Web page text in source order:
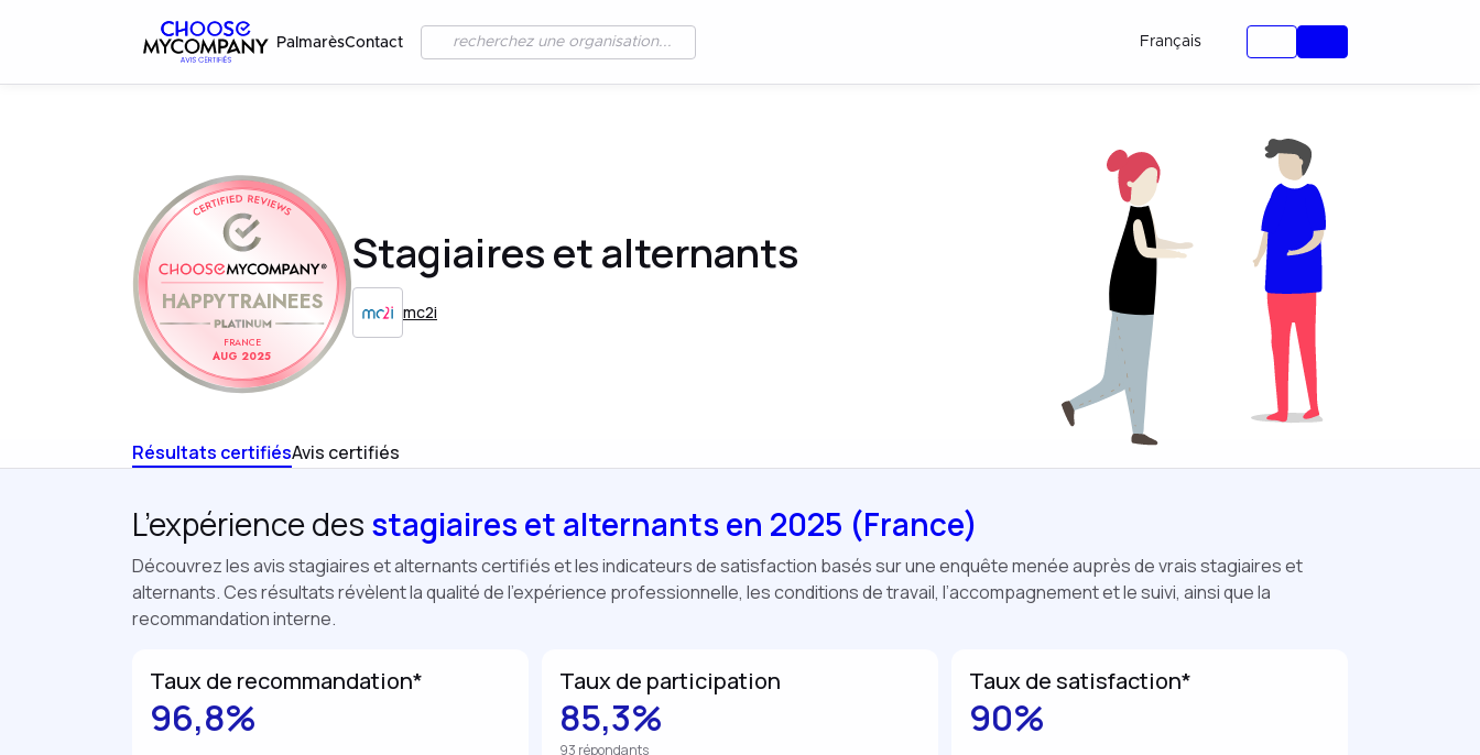
PalmarèsContact Français
HAPPYTRAINEES
FRANCE
AUG 2025
Stagiaires et alternants
mc2i
Résultats certifiésAvis certifiés
L’expérience des stagiaires et alternants en 2025 (France)
Découvrez les avis stagiaires et alternants certifiés et les indicateurs de satisfaction basés sur une enquête menée auprès de vrais stagiaires et
alternants. Ces résultats révèlent la qualité de l’expérience professionnelle, les conditions de travail, l’accompagnement et le suivi, ainsi que la
recommandation interne.
Taux de recommandation*
96,8%
Taux de participation
85,3%
93 répondants
Taux de satisfaction*
90%